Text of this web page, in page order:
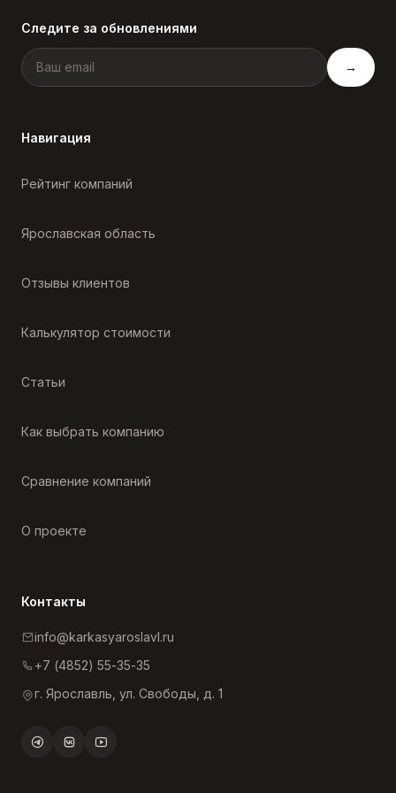
Следите за обновлениями
→
Навигация
Рейтинг компаний
Ярославская область
Отзывы клиентов
Калькулятор стоимости
Статьи
Как выбрать компанию
Сравнение компаний
О проекте
Контакты
info@karkasyaroslavl.ru
+7 (4852) 55-35-35
г. Ярославль, ул. Свободы, д. 1